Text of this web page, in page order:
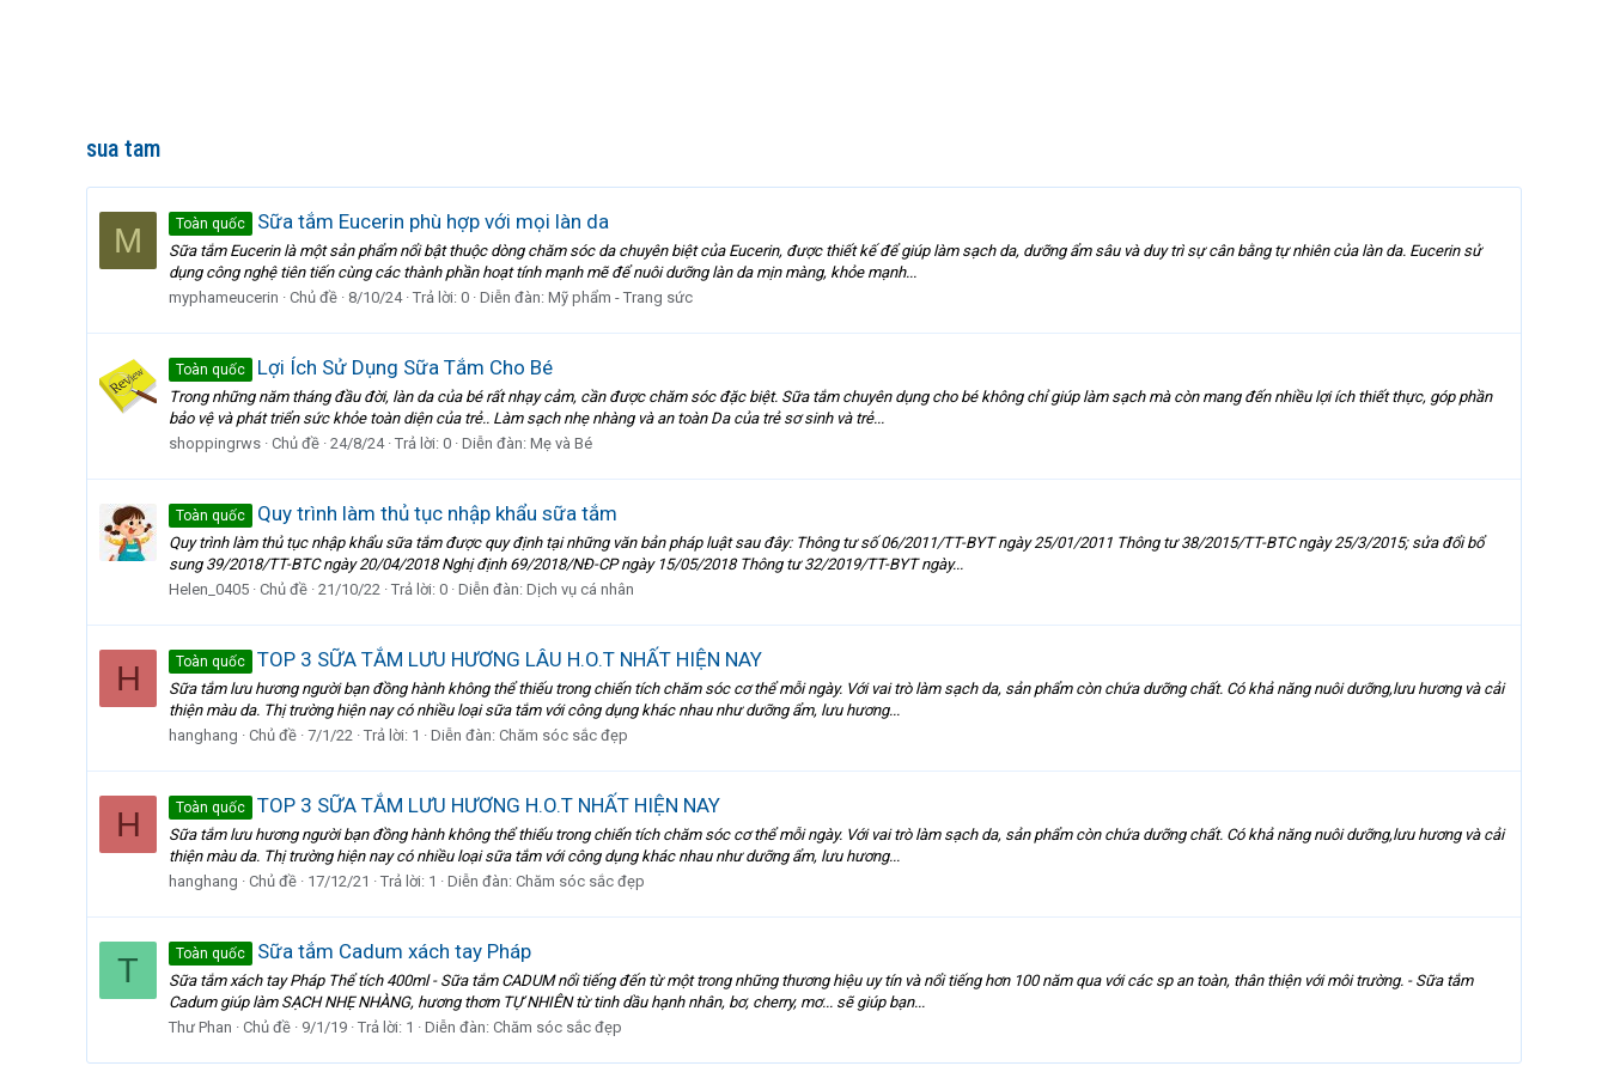
sua tam
M Toàn quốc Sữa tắm Eucerin phù hợp với mọi làn da
Sữa tắm Eucerin là một sản phẩm nổi bật thuộc dòng chăm sóc da chuyên biệt của Eucerin, được thiết kế để giúp làm sạch da, dưỡng ẩm sâu và duy trì sự cân bằng tự nhiên của làn da. Eucerin sử
dụng công nghệ tiên tiến cùng các thành phần hoạt tính mạnh mẽ để nuôi dưỡng làn da mịn màng, khỏe mạnh...
myphameucerin
Chủ đề 8/10/24 Trả lời: 0 Diễn đàn: Mỹ phẩm - Trang sức
Toàn quốc Lợi Ích Sử Dụng Sữa Tắm Cho Bé
Trong những năm tháng đầu đời, làn da của bé rất nhạy cảm, cần được chăm sóc đặc biệt. Sữa tắm chuyên dụng cho bé không chỉ giúp làm sạch mà còn mang đến nhiều lợi ích thiết thực, góp phần
bảo vệ và phát triển sức khỏe toàn diện của trẻ.. Làm sạch nhẹ nhàng và an toàn Da của trẻ sơ sinh và trẻ...
shoppingrws Chủ đề 24/8/24 Trả lời: 0 Diễn đàn: Mẹ và Bé
Toàn quốc Quy trình làm thủ tục nhập khẩu sữa tắm
Quy trình làm thủ tục nhập khẩu sữa tắm được quy định tại những văn bản pháp luật sau đây: Thông tư số 06/2011/TT-BYT ngày 25/01/2011 Thông tư 38/2015/TT-BTC ngày 25/3/2015; sửa đổi bổ
sung 39/2018/TT-BTC ngày 20/04/2018 Nghị định 69/2018/NĐ-CP ngày 15/05/2018 Thông tư 32/2019/TT-BYT ngày...
Helen_0405 Chủ đề 21/10/22 Trả lời: 0 Diễn đàn: Dịch vụ cá nhân
H Toàn quốc TOP 3 SỮA TẮM LƯU HƯƠNG LÂU H.O.T NHẤT HIỆN NAY
Sữa tắm lưu hương người bạn đồng hành không thể thiếu trong chiến tích chăm sóc cơ thể mỗi ngày. Với vai trò làm sạch da, sản phẩm còn chứa dưỡng chất. Có khả năng nuôi dưỡng,lưu hương và cải
thiện màu da. Thị trường hiện nay có nhiều loại sữa tắm với công dụng khác nhau như dưỡng ẩm, lưu hương...
hanghang
Chủ đề 7/1/22 Trả lời: 1 Diễn đàn: Chăm sóc sắc đẹp
H Toàn quốc TOP 3 SỮA TẮM LƯU HƯƠNG H.O.T NHẤT HIỆN NAY
Sữa tắm lưu hương người bạn đồng hành không thể thiếu trong chiến tích chăm sóc cơ thể mỗi ngày. Với vai trò làm sạch da, sản phẩm còn chứa dưỡng chất. Có khả năng nuôi dưỡng,lưu hương và cải
thiện màu da. Thị trường hiện nay có nhiều loại sữa tắm với công dụng khác nhau như dưỡng ẩm, lưu hương...
hanghang
Chủ đề 17/12/21 Trả lời: 1 Diễn đàn: Chăm sóc sắc đẹp
T Toàn quốc Sữa tắm Cadum xách tay Pháp
Sữa tắm xách tay Pháp Thể tích 400ml - Sữa tắm CADUM nổi tiếng đến từ một trong những thương hiệu uy tín và nổi tiếng hơn 100 năm qua với các sp an toàn, thân thiện với môi trường. - Sữa tắm
Cadum giúp làm SẠCH NHẸ NHÀNG, hương thơm TỰ NHIÊN từ tinh dầu hạnh nhân, bơ, cherry, mơ... sẽ giúp bạn...
Thư Phan
Chủ đề 9/1/19 Trả lời: 1 Diễn đàn: Chăm sóc sắc đẹp